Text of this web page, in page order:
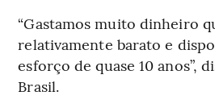
“Gastamos muito dinheiro
relativamente barato e
esforço de quase 10 anos”,
Brasil.